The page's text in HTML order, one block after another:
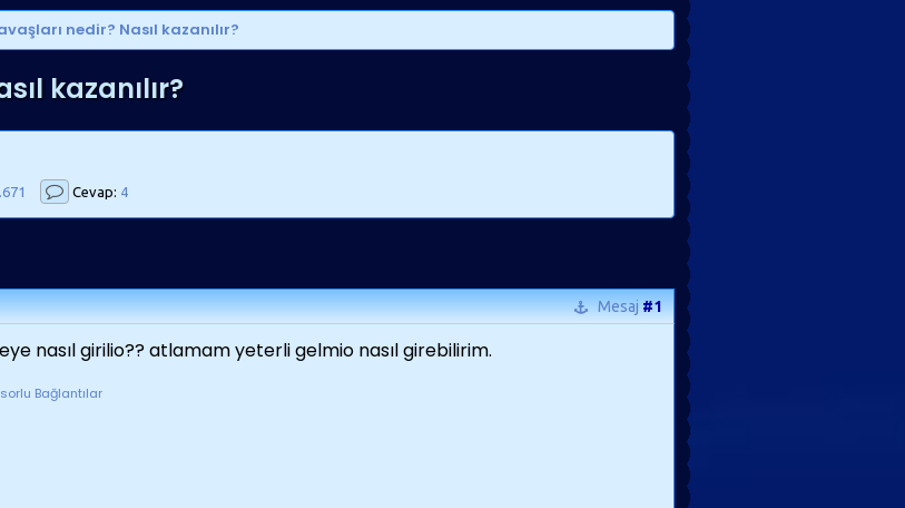
nedir? Nasıl kazanılır?
kazanılır?
Cevap: 4
Mesaj#1
nasıl girilio?? atlamam yeterli gelmio nasıl girebilirim.
Bağlantılar